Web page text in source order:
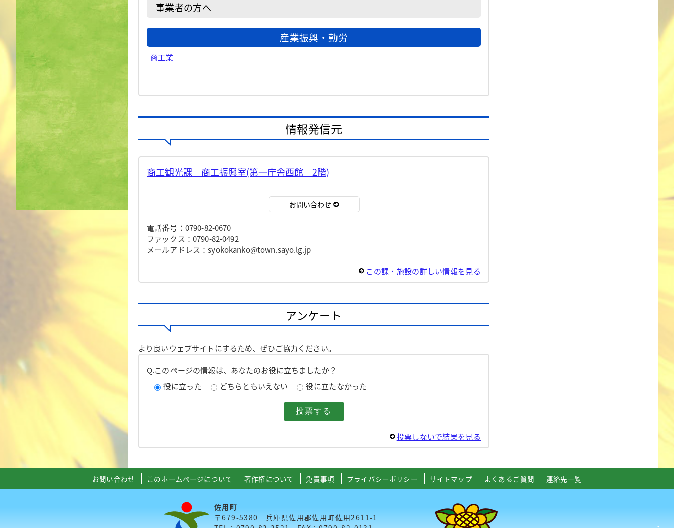
事業者の方へ
産業振興・勤労
商工業 ｜
情報発信元
商工観光課 商工振興室(第一庁舎西館 2階)
お問い合わせ
電話番号：0790-82-0670
ファックス：0790-82-0492
メールアドレス：syokokanko@town.sayo.lg.jp
この課・施設の詳しい情報を見る
アンケート
より良いウェブサイトにするため、ぜひご協力ください。
Q.このページの情報は、あなたのお役に立ちましたか？
役に立った
どちらともいえない 役に立たなかった
投票しないで結果を見る
お問い合わせ このホームページについて 著作権について 免責事項 プライバシーポリシー サイトマップ よくあるご質問 連絡先一覧
佐用町
〒679-5380 兵庫県佐用郡佐用町佐用2611-1